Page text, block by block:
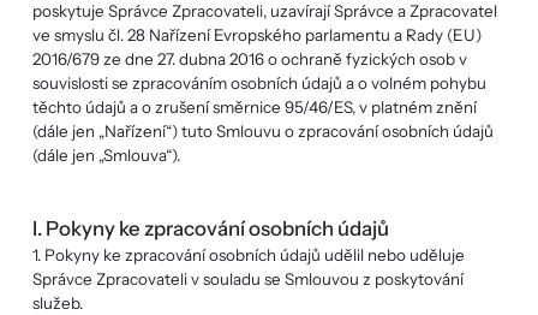
poskytuje Správce Zpracovateli, uzavírají Správce a Zpracovatel
ve smyslu čl. 28 Nařízení Evropského parlamentu a Rady (EU)
2016/679 ze dne 27. dubna 2016 o ochraně fyzických osob v
souvislosti se zpracováním osobních údajů a o volném pohybu
těchto údajů a o zrušení směrnice 95/46/ES, v platném znění
(dále jen „Nařízení“) tuto Smlouvu o zpracování osobních údajů
(dále jen „Smlouva“).
I. Pokyny ke zpracování osobních údajů
1. Pokyny ke zpracování osobních údajů udělil nebo uděluje
Správce Zpracovateli v souladu se Smlouvou z poskytování
služeb.